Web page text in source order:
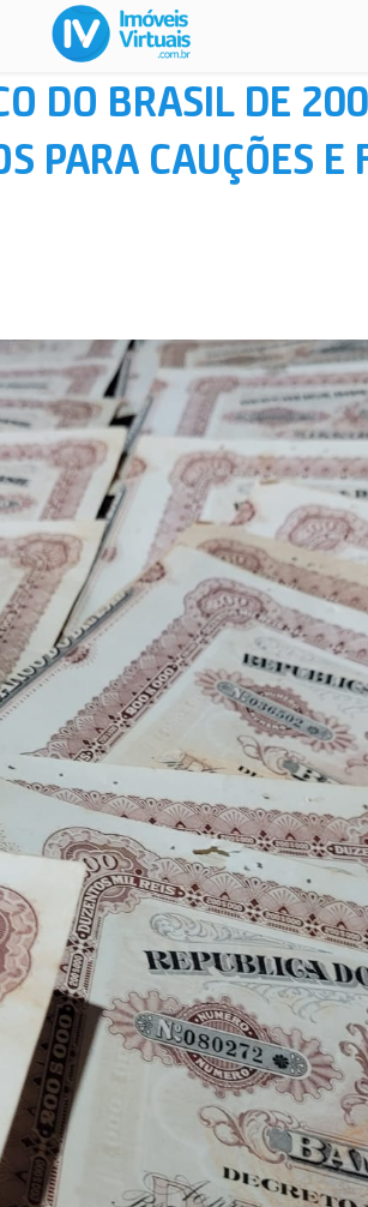
DO BRASIL DE
PARA CAUÇÕES E